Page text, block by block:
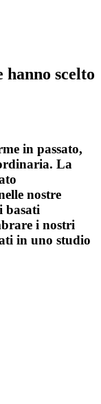
scelto
in passato,
La
nostre
basati
i nostri
in uno studio